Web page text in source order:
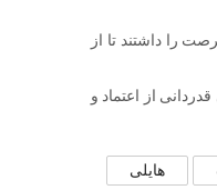
را داشتند تا از
از اعتماد و
هایلی